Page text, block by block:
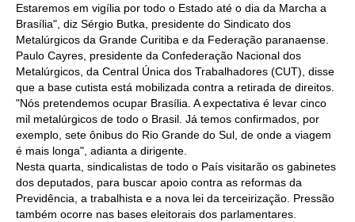
AUTÔNOMOS E SERVIÇOS
NEWSLETTER
GUIA DAS ENGENHARIAS
CONTATO
CURSOS
ENGENHEIRO EMPREENDEDOR
SEESP EDUCAÇÃO
Estaremos em vigília por todo o Estado até o dia da Marcha a
Brasília", diz Sérgio Butka, presidente do Sindicato dos
Metalúrgicos da Grande Curitiba e da Federação paranaense.
Paulo Cayres, presidente da Confederação Nacional dos
Metalúrgicos, da Central Única dos Trabalhadores (CUT), disse
que a base cutista está mobilizada contra a retirada de direitos.
"Nós pretendemos ocupar Brasília. A expectativa é levar cinco
mil metalúrgicos de todo o Brasil. Já temos confirmados, por
exemplo, sete ônibus do Rio Grande do Sul, de onde a viagem
é mais longa", adianta a dirigente.
Nesta quarta, sindicalistas de todo o País visitarão os gabinetes
dos deputados, para buscar apoio contra as reformas da
Previdência, a trabalhista e a nova lei da terceirização. Pressão
também ocorre nas bases eleitorais dos parlamentares.